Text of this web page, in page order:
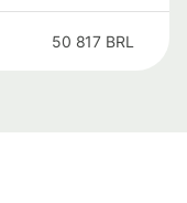
50 817 BRL